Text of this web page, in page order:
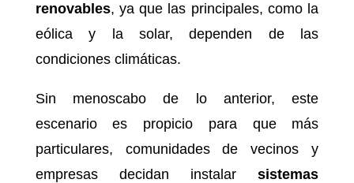
renovables, ya que las principales, como la
eólica y la solar, dependen de las
condiciones climáticas.
Sin menoscabo de lo anterior, este
escenario es propicio para que más
particulares, comunidades de vecinos y
empresas decidan instalarsistemas